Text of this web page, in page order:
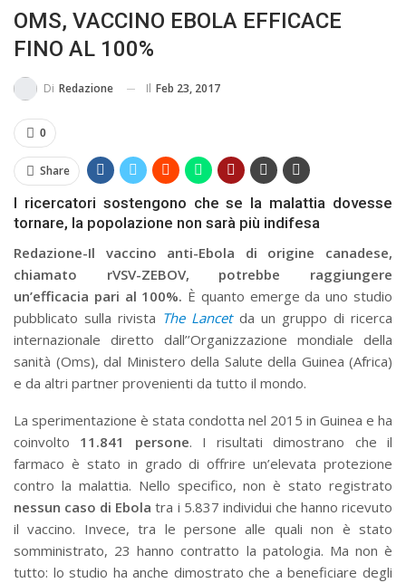
BUSSOLA PSICOLOGICA TRA PROTEZIONE E BUON SENSO
OMS, VACCINO EBOLA EFFICACE
FINO AL 100%
Di Redazione Il Feb 23, 2017
0
Share
I ricercatori sostengono che se la malattia dovesse
tornare, la popolazione non sarà più indifesa
Redazione-Il vaccino anti-Ebola di origine canadese,
chiamato rVSV-ZEBOV, potrebbe raggiungere
un’efficacia pari al 100%. È quanto emerge da uno studio
pubblicato sulla rivista The Lancet da un gruppo di ricerca
internazionale diretto dall’’Organizzazione mondiale della
sanità (Oms), dal Ministero della Salute della Guinea (Africa)
e da altri partner provenienti da tutto il mondo.
La sperimentazione è stata condotta nel 2015 in Guinea e ha
coinvolto 11.841 persone. I risultati dimostrano che il
farmaco è stato in grado di offrire un’elevata protezione
contro la malattia. Nello specifico, non è stato registrato
nessun caso di Ebola tra i 5.837 individui che hanno ricevuto
il vaccino. Invece, tra le persone alle quali non è stato
somministrato, 23 hanno contratto la patologia. Ma non è
tutto: lo studio ha anche dimostrato che a beneficiare degli